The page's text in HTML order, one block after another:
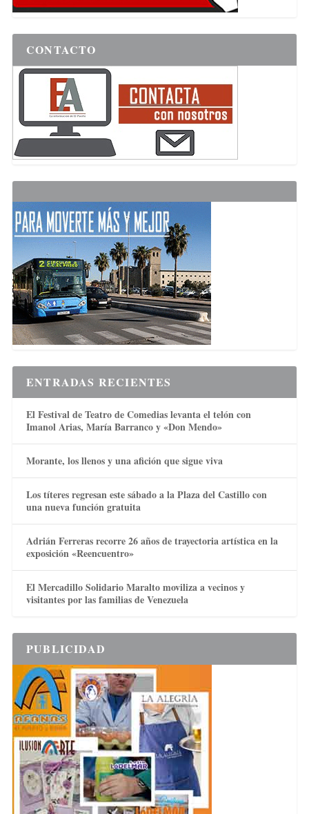
CONTACTO
ENTRADAS RECIENTES
El Festival de Teatro de Comedias levanta el telón con
Imanol Arias, María Barranco y «Don Mendo»
Morante, los llenos y una afición que sigue viva
Los títeres regresan este sábado a la Plaza del Castillo con
una nueva función gratuita
Adrián Ferreras recorre 26 años de trayectoria artística en la
exposición «Reencuentro»
El Mercadillo Solidario Maralto moviliza a vecinos y
visitantes por las familias de Venezuela
PUBLICIDAD